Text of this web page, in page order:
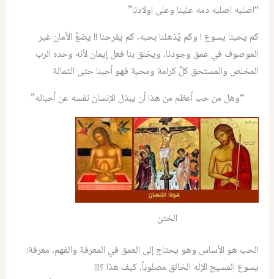
“اصلبه اصلبه دمه علينا وعلى اولادنا”
كم يحبنا يسوع ! وكم يُذهلنا بحبه، كم يفرحنا !! يضعُ الأمان غير
الموصوف في عمق وجودنا، ويخلق بنا فعل إيمان لأنه وحده الرب
المخلص والمستحق كلَّ كرامة ومحبة فهو أحبنا حتى الثمالة
“وهل من حب أعظم من هذا أن يبذل الإنسان نفسه عن أحبائه”
الختن
الحب هو الأساس وهو يحتاج إلى العمق في المعرفة والفهم، معرفة:
يسوع المسيح الإله الخالق مصلوباً، كيف هذا ؟!!!